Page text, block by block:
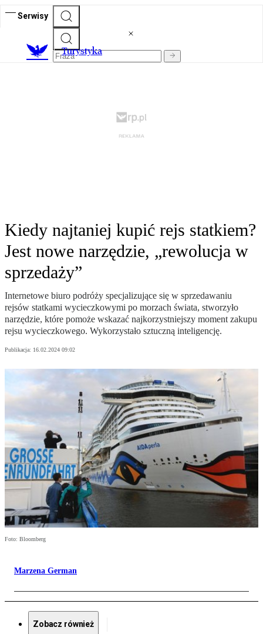
Serwisy
Turystyka
Kiedy najtaniej kupić rejs statkiem?
Jest nowe narzędzie, „rewolucja w
sprzedaży”
Internetowe biuro podróży specjalizujące się w sprzedawaniu
rejsów statkami wycieczkowymi po morzach świata, stworzyło
narzędzie, które pomoże wskazać najkorzystniejszy moment zakupu
rejsu wycieczkowego. Wykorzystało sztuczną inteligencję.
Publikacja: 16.02.2024 09:02
Foto: Bloomberg
Marzena German
Zobacz również